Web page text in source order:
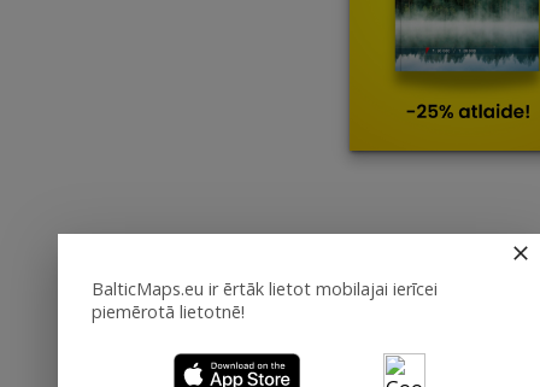
BalticMaps.eu ir ērtāk lietot mobilajai ierīcei
piemērotā lietotnē!